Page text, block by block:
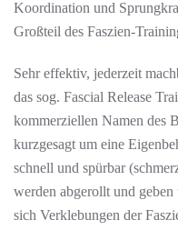
Koordination und
Großteil des Faszien-
Sehr effektiv, jederzeit
das sog. Fascial Release
kommerziellen Namen des
kurzgesagt um eine
schnell und spürbar
werden abgerollt und
sich Verklebungen der